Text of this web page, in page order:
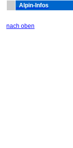
Alpin-Infos
nach oben